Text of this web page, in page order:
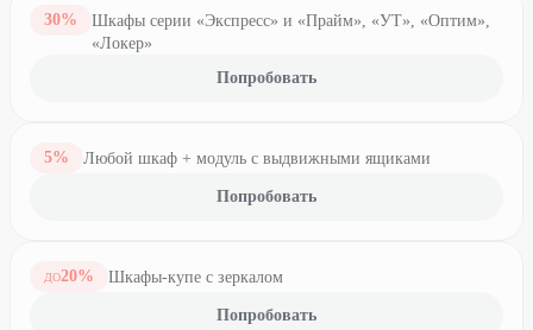
30%
Шкафы серии «Экспресс» и «Прайм», «УТ», «Оптим»,
«Локер»
Попробовать
5% Любой шкаф + модуль с выдвижными ящиками
Попробовать
ДО20% Шкафы-купе с зеркалом
Попробовать